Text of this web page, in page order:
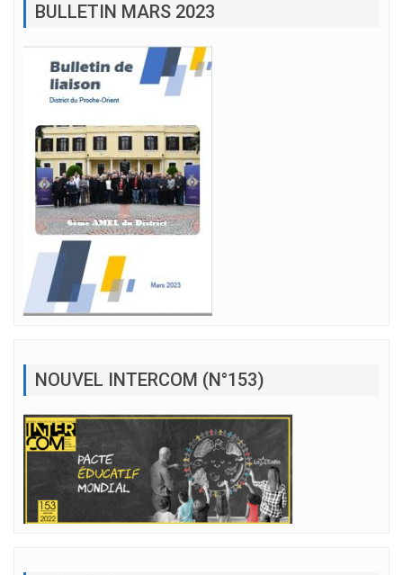
BULLETIN MARS 2023
NOUVEL INTERCOM (N°153)